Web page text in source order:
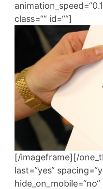
class=““ id=““]
[/imageframe][/
last=“yes“